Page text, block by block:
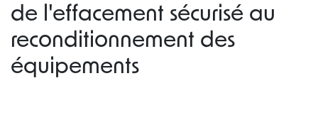
de l'effacement sécurisé au
reconditionnement des
équipements